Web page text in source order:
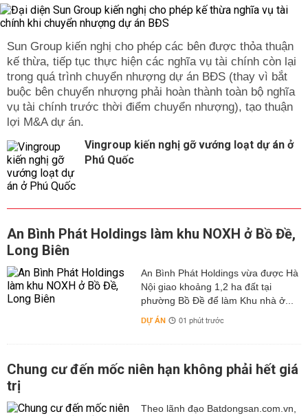
Sun Group kiến nghị cho phép các bên được thỏa thuận
kế thừa, tiếp tục thực hiện các nghĩa vụ tài chính còn lại
trong quá trình chuyển nhượng dự án BĐS (thay vì bắt
buộc bên chuyển nhượng phải hoàn thành toàn bộ nghĩa
vụ tài chính trước thời điểm chuyển nhượng), tạo thuận
lợi M&A dự án.
Vingroup kiến nghị gỡ vướng loạt dự án ở
Phú Quốc
An Bình Phát Holdings làm khu NOXH ở Bồ Đề,
Long Biên
An Bình Phát Holdings vừa được Hà
Nội giao khoảng 1,2 ha đất tại
phường Bồ Đề để làm Khu nhà ở...
DỰ ÁN 01 phút trước
Chung cư đến mốc niên hạn không phải hết giá
trị
Theo lãnh đạo Batdongsan.com.vn,